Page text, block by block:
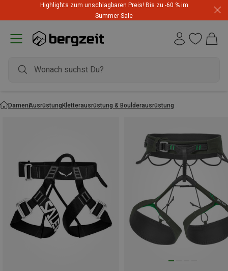
Highlights zum unschlagbaren Preis! Bis zu -60 % im
Summer Sale
DamenAusrüstungKletterausrüstung & Boulderausrüstung